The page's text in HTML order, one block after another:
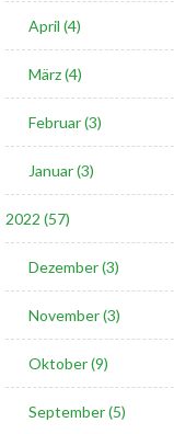
April (4)
März (4)
Februar (3)
Januar (3)
2022 (57)
Dezember (3)
November (3)
Oktober (9)
September (5)